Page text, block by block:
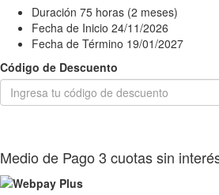
Duración 75 horas (2 meses)
Fecha de Inicio 24/11/2026
Fecha de Término 19/01/2027
Código de Descuento
Medio de Pago 3 cuotas sin